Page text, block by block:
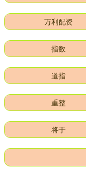
万利配资
指数
道指
重整
将于